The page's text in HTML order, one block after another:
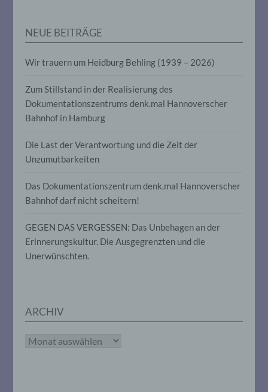
NEUE BEITRÄGE
Wir trauern um Heidburg Behling (1939 – 2026)
Zum Stillstand in der Realisierung des
Dokumentationszentrums denk.mal Hannoverscher
Bahnhof in Hamburg
Die Last der Verantwortung und die Zeit der
Unzumutbarkeiten
Das Dokumentationszentrum denk.mal Hannoverscher
Bahnhof darf nicht scheitern!
GEGEN DAS VERGESSEN: Das Unbehagen an der
Erinnerungskultur. Die Ausgegrenzten und die
Unerwünschten.
ARCHIV
Archiv
zusätzlichen Informationen gesondert
aufbewahrt werden und technischen und
unterliegen, die gewährleisten, dass die
personenbezogenen Daten nicht einer
natürlichen Person zugewiesen werden.
Verarbeitung Verantwortlicher
juristische Person, Behörde, Einrichtung
oder andere Stelle, die allein oder
personenbezogenen Daten entscheidet.
Sind die Zwecke und Mittel dieser
Verarbeitung durch das Unionsrecht oder
Unionsrecht oder dem Recht der
Mitgliedstaaten vorgesehen werden.